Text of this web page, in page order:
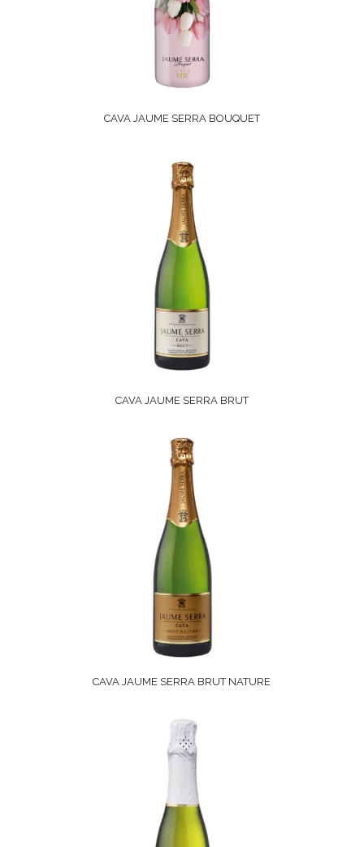
CAVA JAUME SERRA BOUQUET
CAVA JAUME SERRA BRUT
CAVA JAUME SERRA BRUT NATURE